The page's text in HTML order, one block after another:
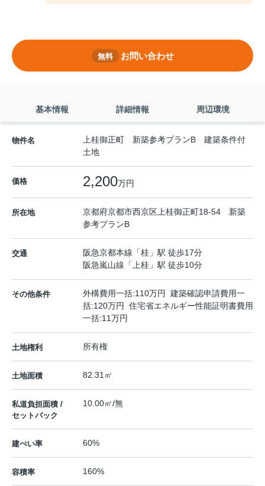
無料 お問い合わせ
基本情報 詳細情報 周辺環境
物件名
上桂御正町 新築参考プランB 建築条件付
土地
価格 2,200万円
所在地 京都府京都市西京区 上桂御正町18-54 新築
参考プランB
交通 阪急京都本線 「桂 」駅 徒歩17分
阪急嵐山線 「 上桂 」駅 徒歩10分
その他条件
外構費用一括:110万円 建築確認申請費用一
括:120万円 住宅省エネルギー性能証明書費用
一括:11万円
土地権利 所有権
土地面積 82.31㎡
私道負担面積 /
セットバック
10.00㎡/無
建ぺい率 60%
容積率 160%